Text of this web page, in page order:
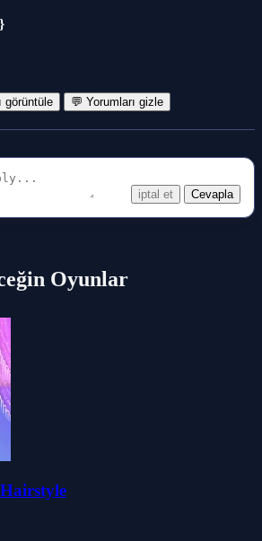
görüntüle 💬 Yorumları gizle
iptal et Cevapla
Oyunlar